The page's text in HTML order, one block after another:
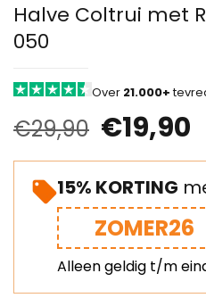
Halve Coltrui met
050
Over 21.000+
€29,90 €19,90
15% KORTING
ZOMER26
Alleen geldig t/m